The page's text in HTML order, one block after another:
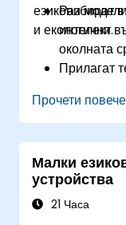
езикови
и екологични.
Разбират
интелект
околната
Прилагат
размера и
моделите.
Прилагат
развитие
Прочети
Малки
устройства
21 Часа